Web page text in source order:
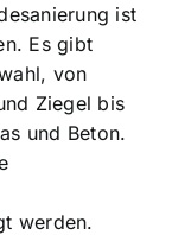
ist
Es gibt
von
Ziegel bis
und Beton.
werden.